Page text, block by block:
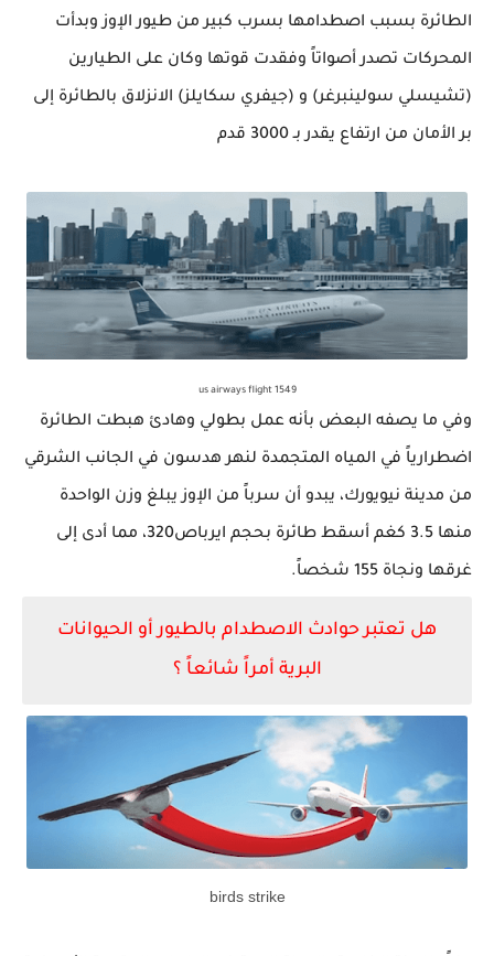
الطائرة بسبب اصطدامها بسرب كبير من طيور الإوز وبدأت
المحركات تصدر أصواتاً وفقدت قوتها وكان على الطيارين
(تشيسلي سولينبرغر) و (جيفري سكايلز) الانزلاق بالطائرة إلى
بر الأمان من ارتفاع يقدربـ 3000 قدم
us airways flight 1549
وفي ما يصفه البعض بأنه عمل بطولي وهادئ هبطت الطائرة
اضطرارياً في المياه المتجمدة لنهر هدسون في الجانب الشرقي
من مدينة نيويورك، يبدو أن سرباً من الإوز يبلغ وزن الواحدة
منها 3.5 كغم أسقط طائرة بحجم ايرباص320، مما أدى إلى
غرقها ونجاة 155 شخصاً.
هل تعتبر حوادث الاصطدام بالطيور أو الحيوانات
البرية أمراً شائعاً ؟
birds strike